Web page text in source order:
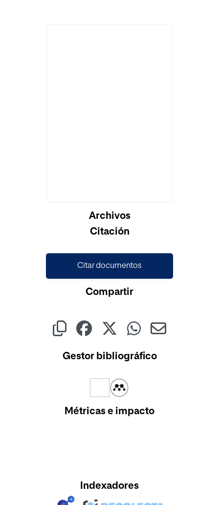
Archivos
Citación
Citar documentos
Compartir
Gestor bibliográfico
Métricas e impacto
Indexadores